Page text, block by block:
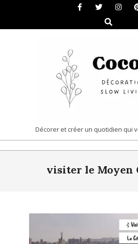
content
Search
COCON
|
DÉCORATION
LIVING
Décorer et créer un quotidien qui
visiter le Moyen